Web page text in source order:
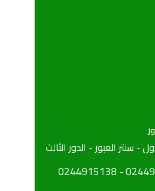
- سنتر العبور - الدور الثالث
0244915138- ‎